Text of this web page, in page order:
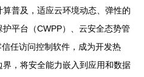
算普及，适应云环境动态、弹性的
平台（CWPP）、云安全态势管
任访问控制软件，成为开发热
，将安全能力嵌入到应用和数据